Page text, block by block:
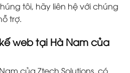
tôi, hãy liên hệ với chúng
trợ.
web tại Hà Nam của
của Ztech Solutions, có